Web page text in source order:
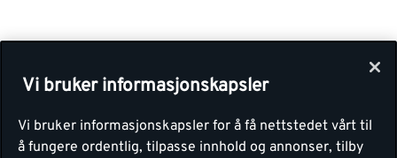
Vi bruker informasjonskapsler
Vi bruker informasjonskapsler for å få nettstedet vårt til
å fungere ordentlig, tilpasse innhold og annonser, tilby